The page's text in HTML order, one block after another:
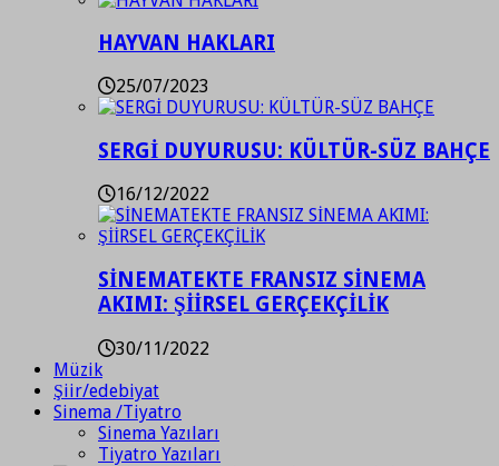
HAYVAN HAKLARI
25/07/2023
SERGİ DUYURUSU: KÜLTÜR-SÜZ BAHÇE
16/12/2022
SİNEMATEKTE FRANSIZ SİNEMA
AKIMI: ŞİİRSEL GERÇEKÇİLİK
30/11/2022
Müzik
Şiir/edebiyat
Sinema /Tiyatro
Sinema Yazıları
Tiyatro Yazıları